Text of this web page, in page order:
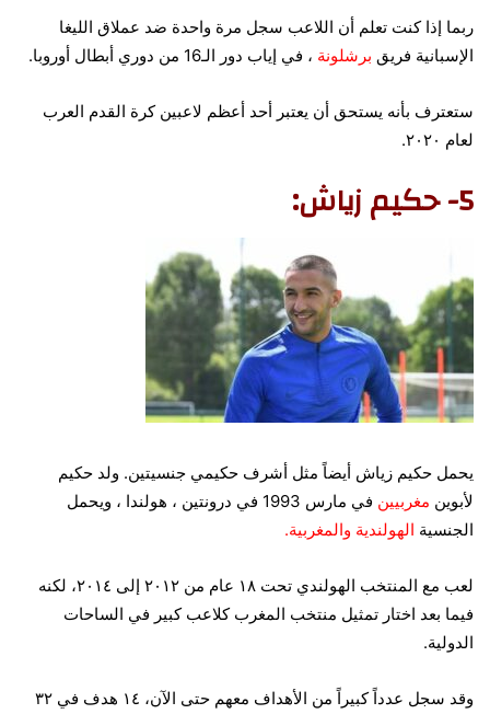
ربما إذا كنت تعلم أن اللاعب سجل مرة واحدة ضد عملاق الليغا
الإسبانية فريق برشلونة ، في إياب دور الـ16 من دوري أبطال أوروبا.
ستعترف بأنه يستحق أن يعتبر أحد أعظم لاعبين كرة القدم العرب
لعام ٢٠٢٠.
5- حكيم زياش:
يحمل حكيم زياش أيضاً مثل أشرف حكيمي جنسيتين. ولد حكيم
لأبوين مغربيين
في مارس 1993 في درونتين ، هولندا ، ويحمل
الجنسية الهولندية والمغربية.
لعب مع المنتخب الهولندي تحت ١٨ عام من ٢٠١٢ إلى ٢٠١٤، لكنه
فيما بعد اختار تمثيل منتخب المغرب كلاعب كبير في الساحات
الدولية.
وقد سجل عدداً كبيراً من الأهداف معهم حتى الآن، ١٤ هدف في ٣٢